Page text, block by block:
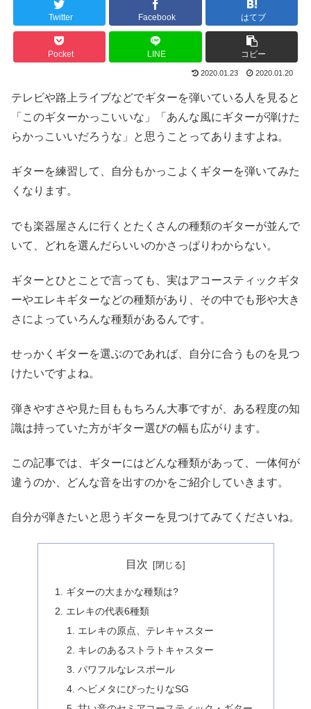
Twitter Facebook はてブ
Pocket LINE コピー
2020.01.23 2020.01.20
テレビや路上ライブなどでギターを弾いている人を見ると
「このギターかっこいいな」「あんな風にギターが弾けた
らかっこいいだろうな」と思うことってありますよね。
ギターを練習して、自分もかっこよくギターを弾いてみた
くなります。
でも楽器屋さんに行くとたくさんの種類のギターが並んで
いて、どれを選んだらいいのかさっぱりわからない。
ギターとひとことで言っても、実はアコースティックギタ
ーやエレキギターなどの種類があり、その中でも形や大き
さによっていろんな種類があるんです。
せっかくギターを選ぶのであれば、自分に合うものを見つ
けたいですよね。
弾きやすさや見た目ももちろん大事ですが、ある程度の知
識は持っていた方がギター選びの幅も広がります。
この記事では、ギターにはどんな種類があって、一体何が
違うのか、どんな音を出すのかをご紹介していきます。
自分が弾きたいと思うギターを見つけてみてくださいね。
目次
ギターの大まかな種類は?
エレキの代表6種類
エレキの原点、テレキャスター
キレのあるストラトキャスター
パワフルなレスポール
ヘビメタにぴったりなSG